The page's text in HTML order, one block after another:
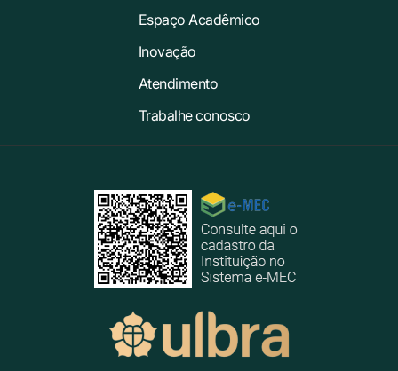
Espaço Acadêmico
Inovação
Atendimento
Trabalhe conosco